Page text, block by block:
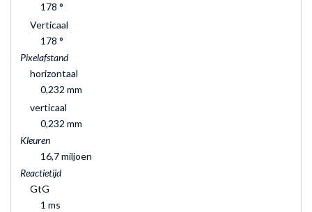
178 °
Verticaal
178 °
Pixelafstand
horizontaal
0,232 mm
verticaal
0,232 mm
Kleuren
16,7 miljoen
Reactietijd
GtG
1 ms